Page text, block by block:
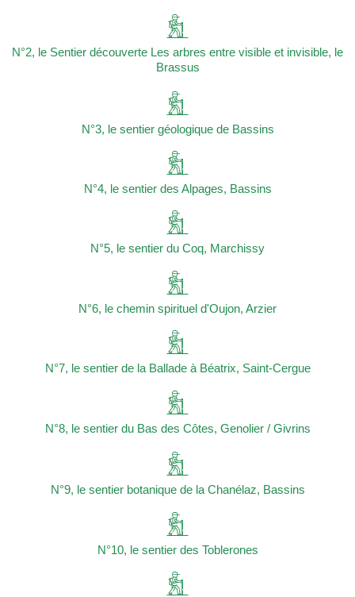
N°2, le Sentier découverte Les arbres entre visible et invisible, le
Brassus
N°3, le sentier géologique de Bassins
N°4, le sentier des Alpages, Bassins
N°5, le sentier du Coq, Marchissy
N°6, le chemin spirituel d'Oujon, Arzier
N°7, le sentier de la Ballade à Béatrix, Saint-Cergue
N°8, le sentier du Bas des Côtes, Genolier / Givrins
N°9, le sentier botanique de la Chanélaz, Bassins
N°10, le sentier des Toblerones